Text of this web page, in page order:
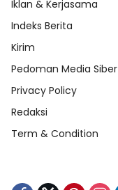
Iklan & Kerjasama
Indeks Berita
Kirim
Pedoman Media Siber
Privacy Policy
Redaksi
Term & Condition